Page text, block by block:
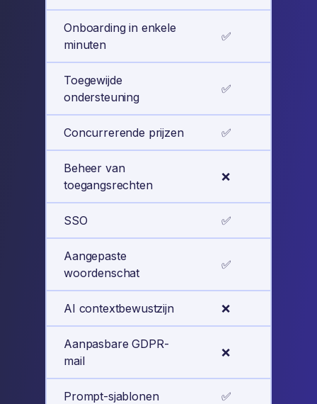
Onboarding in enkele
minuten
✅
Toegewijde
ondersteuning
✅
Concurrerende prijzen ✅
Beheer van
toegangsrechten
❌
SSO ✅
Aangepaste
woordenschat
✅
AI contextbewustzijn ❌
Aanpasbare GDPR-
mail
❌
Prompt-sjablonen ✅